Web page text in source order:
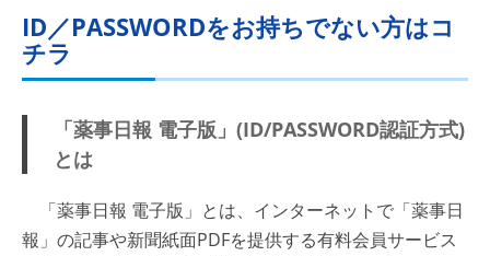
ID／PASSWORDをお持ちでない方はコ
チラ
「薬事日報 電子版」(ID/PASSWORD認証方式)
とは
「薬事日報 電子版」とは、インターネットで「薬事日
報」の記事や新聞紙面PDFを提供する有料会員サービス